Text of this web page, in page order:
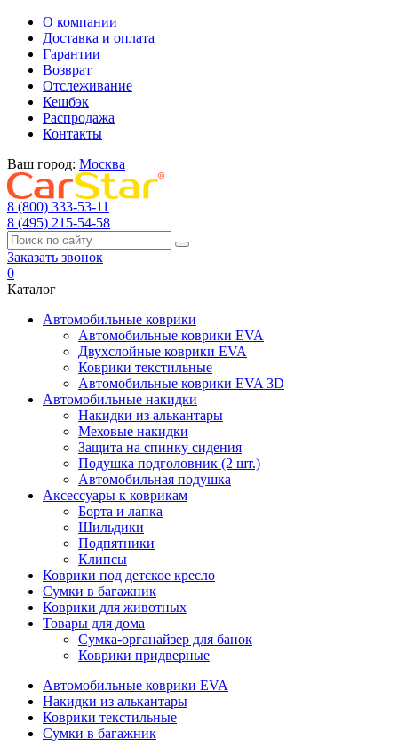
О компании
Доставка и оплата
Гарантии
Возврат
Отслеживание
Кешбэк
Распродажа
Контакты
Ваш город: Москва
8 (800) 333-53-11
8 (495) 215-54-58
Заказать звонок
0
Каталог
Автомобильные коврики
Автомобильные коврики EVA
Двухслойные коврики EVA
Коврики текстильные
Автомобильные коврики EVA 3D
Автомобильные накидки
Накидки из алькантары
Меховые накидки
Защита на спинку сидения
Подушка подголовник (2 шт.)
Автомобильная подушка
Аксессуары к коврикам
Борта и лапка
Шильдики
Подпятники
Клипсы
Коврики под детское кресло
Сумки в багажник
Коврики для животных
Товары для дома
Сумка-органайзер для банок
Коврики придверные
Автомобильные коврики EVA
Накидки из алькантары
Коврики текстильные
Сумки в багажник